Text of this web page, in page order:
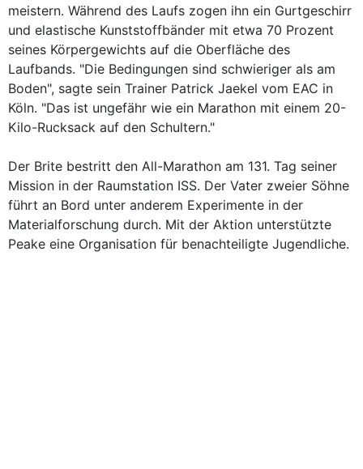
meistern. Während des Laufs zogen ihn ein Gurtgeschirr
und elastische Kunststoffbänder mit etwa 70 Prozent
seines Körpergewichts auf die Oberfläche des
Laufbands. "Die Bedingungen sind schwieriger als am
Boden", sagte sein Trainer Patrick Jaekel vom EAC in
Köln. "Das ist ungefähr wie ein Marathon mit einem 20-
Kilo-Rucksack auf den Schultern."
Der Brite bestritt den All-Marathon am 131. Tag seiner
Mission in der Raumstation ISS. Der Vater zweier Söhne
führt an Bord unter anderem Experimente in der
Materialforschung durch. Mit der Aktion unterstützte
Peake eine Organisation für benachteiligte Jugendliche.